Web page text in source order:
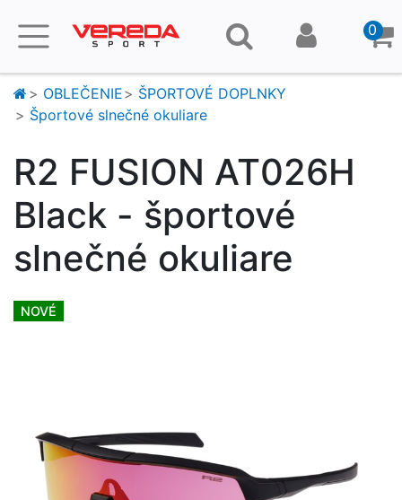
0
OBLEČENIE
ŠPORTOVÉ DOPLNKY
Športové slnečné okuliare
R2 FUSION AT026H
Black - športové
slnečné okuliare
NOVÉ